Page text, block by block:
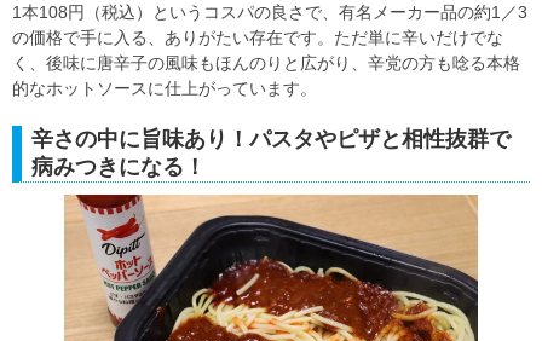
1本108円（税込）というコスパの良さで、有名メーカー品の約1／3
の価格で手に入る、ありがたい存在です。ただ単に辛いだけでな
く、後味に唐辛子の風味もほんのりと広がり、辛党の方も唸る本格
的なホットソースに仕上がっています。
辛さの中に旨味あり！パスタやピザと相性抜群で
病みつきになる！